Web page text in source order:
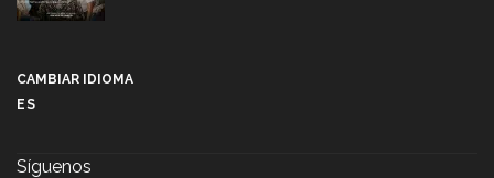
CAMBIAR IDIOMA
ES
Síguenos